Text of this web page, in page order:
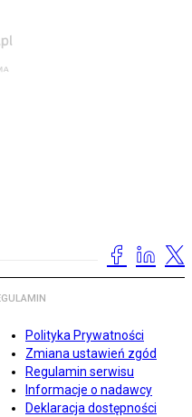
Polityka Prywatności
Zmiana ustawień zgód
Regulamin serwisu
Informacje o nadawcy
Deklaracja dostępności